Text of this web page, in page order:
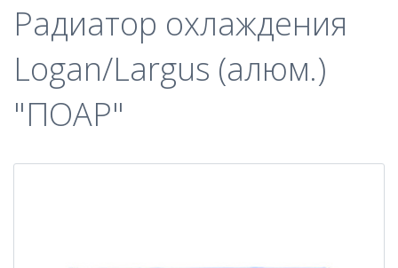
Радиатор охлаждения
Logan/Largus (алюм.)
"ПОАР"